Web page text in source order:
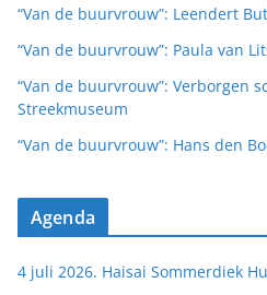
“Van de buurvrouw”: Leendert
“Van de buurvrouw”: Paula van
“Van de buurvrouw”: Verborgen
Streekmuseum
“Van de buurvrouw”: Hans den
Agenda
4 juli 2026. Haisai Sommerdiek